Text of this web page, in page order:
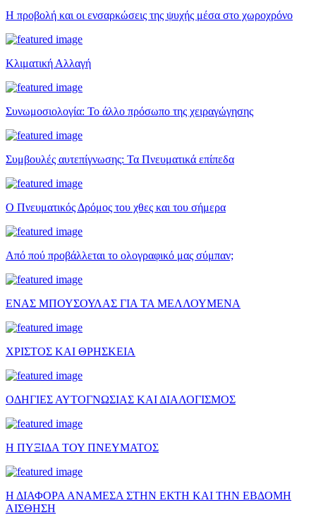
Η προβολή και οι ενσαρκώσεις της ψυχής μέσα στο χωροχρόνο
Κλιματική Αλλαγή
Συνωμοσιολογία: Το άλλο πρόσωπο της χειραγώγησης
Συμβουλές αυτεπίγνωσης: Τα Πνευματικά επίπεδα
Ο Πνευματικός Δρόμος του χθες και του σήμερα
Από πού προβάλλεται το ολογραφικό μας σύμπαν;
ΕΝΑΣ ΜΠΟΥΣΟΥΛΑΣ ΓΙΑ ΤΑ ΜΕΛΛΟΥΜΕΝΑ
ΧΡΙΣΤΟΣ ΚΑΙ ΘΡΗΣΚΕΙΑ
ΟΔΗΓΙΕΣ ΑΥΤΟΓΝΩΣΙΑΣ ΚΑΙ ΔΙΑΛΟΓΙΣΜΟΣ
Η ΠΥΞΙΔΑ ΤΟΥ ΠΝΕΥΜΑΤΟΣ
Η ΔΙΑΦΟΡΑ ΑΝΑΜΕΣΑ ΣΤΗΝ ΕΚΤΗ ΚΑΙ ΤΗΝ ΕΒΔΟΜΗ
ΑΙΣΘΗΣΗ